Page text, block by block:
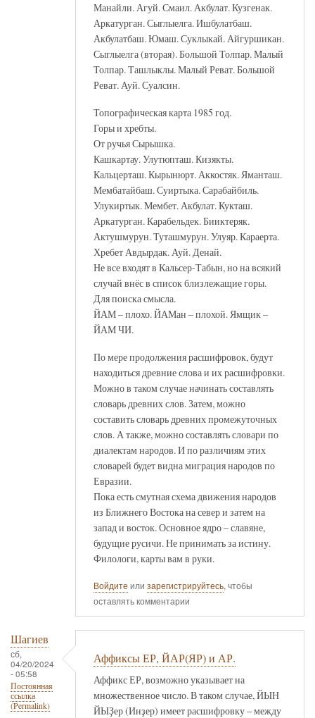
Манайли. Агуй. Смаил. Акбулат. Кузгенак.
Аркатурган. Сыглыелга. Ишбулатбаш.
Акбулатбаш. Юмаш. Суклыкай. Айгуршикан.
Сыглыелга (вторая). Большой Толпар. Малый
Толпар. Ташлыклы. Малый Реват. Большой
Реват. Ауй. Суалсин.
Топографическая карта 1985 год.
Горы и хребты.
От ручья Сырышка.
Кашкартау. Улутюпташ. Кизякты.
Кальцерташ. Кырынюрт. Аккостяк. Яманташ.
Мембатайбаш. Суиртыка. Сарабайбиль.
Улукиртык. Мембет. Акбулат. Кукташ.
Аркатурган. Карабельдек. Бииктеряк.
Актушмурун. Туташмурун. Улуяр. Караерта.
Хребет Авдырдак. Ауй. Денай.
Не все входят в Кальсер-Табын, но на всякий
случай внёс в список близлежащие горы.
Для поиска смысла.
ЙАМ – плохо. ЙАМан – плохой. Ямщик –
ЙАМ ЧИ.
По мере продолжения расшифровок, будут
находиться древние слова и их расшифровки.
Можно в таком случае начинать составлять
словарь древних слов. Затем, можно
составить словарь древних промежуточных
слов. А также, можно составлять словари по
диалектам народов. И по различиям этих
словарей будет видна миграция народов по
Евразии.
Пока есть смутная схема движения народов
из Ближнего Востока на север и затем на
запад и восток. Основное ядро – славяне,
будущие русичи. Не принимать за истину.
Филологи, карты вам в руки.
Войдите или зарегистрируйтесь, чтобы
оставлять комментарии
Шагиев
сб,
04/20/2024
- 05:58
Постоянная
ссылка
(Permalink)
Аффиксы ЕР, ЙАР(ЯР) и АР.
Аффикс ЕР, возможно указывает на
множественное число. В таком случае, ЙЫН
ЙЫҘер (Инҙер) имеет расшифровку – между